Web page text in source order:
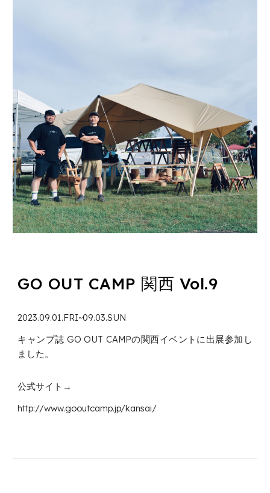
GO OUT CAMP 関西 Vol.9
2023.09.01.FRI~09.03.SUN
キャンプ誌 GO OUT CAMPの関西イベントに出展参加し
ました。
公式サイト→
http://www.gooutcamp.jp/kansai/